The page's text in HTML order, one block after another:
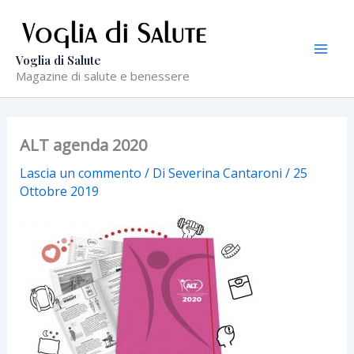
contenuto
Voglia di Salute
Magazine di salute e benessere
ALT agenda 2020
Lascia un commento / Di Severina Cantaroni / 25
Ottobre 2019